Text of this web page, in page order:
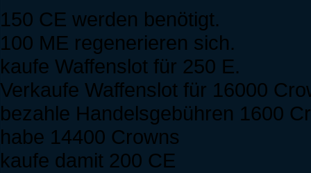
150 CE werden benötigt.
100 ME regenerieren sich.
kaufe Waffenslot für 250 E.
Verkaufe Waffenslot für 16000
bezahle Handelsgebühren 1600
habe 14400 Crowns
kaufe damit 200 CE